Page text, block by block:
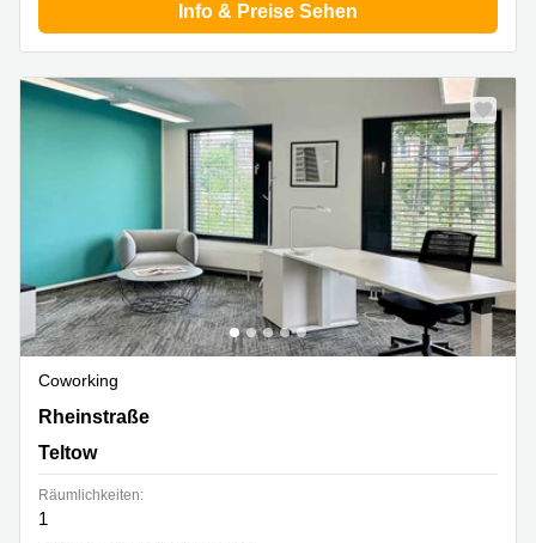
Info & Preise Sehen
Coworking
Rheinstraße 11, Teltow
Rheinstraße
Teltow
Räumlichkeiten:
1